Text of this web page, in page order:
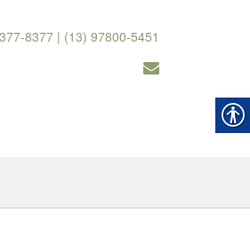
8377 | (13) 97800-5451